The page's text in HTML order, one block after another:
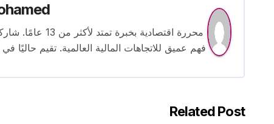
محررة اقتصادية
فهم عميق للاتجاهات المالية العالمية. تقيم حاليًا
Related Post